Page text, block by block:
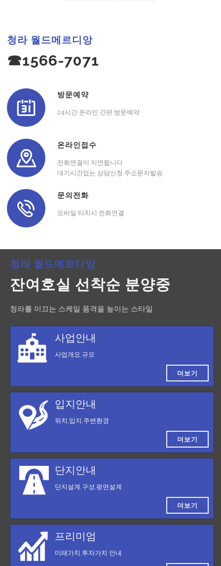
청라 월드메르디앙
☎1566-7071
방문예약
24시간 온라인 간편 방문예약
온라인접수
전화연결이 지연됩니다.
대기시간없는 상담신청,주소문자발송
문의전화
모바일 터치시 전화연결
청라 월드메르디앙
잔여호실 선착순 분양중
청라를 이끄는 스케일 품격을 높이는 스타일
사업안내
사업개요,규모
더보기
입지안내
위치,입지,주변환경
더보기
단지안내
단지설계,구성,평면설계
더보기
프리미엄
미래가치,투자가치 안내